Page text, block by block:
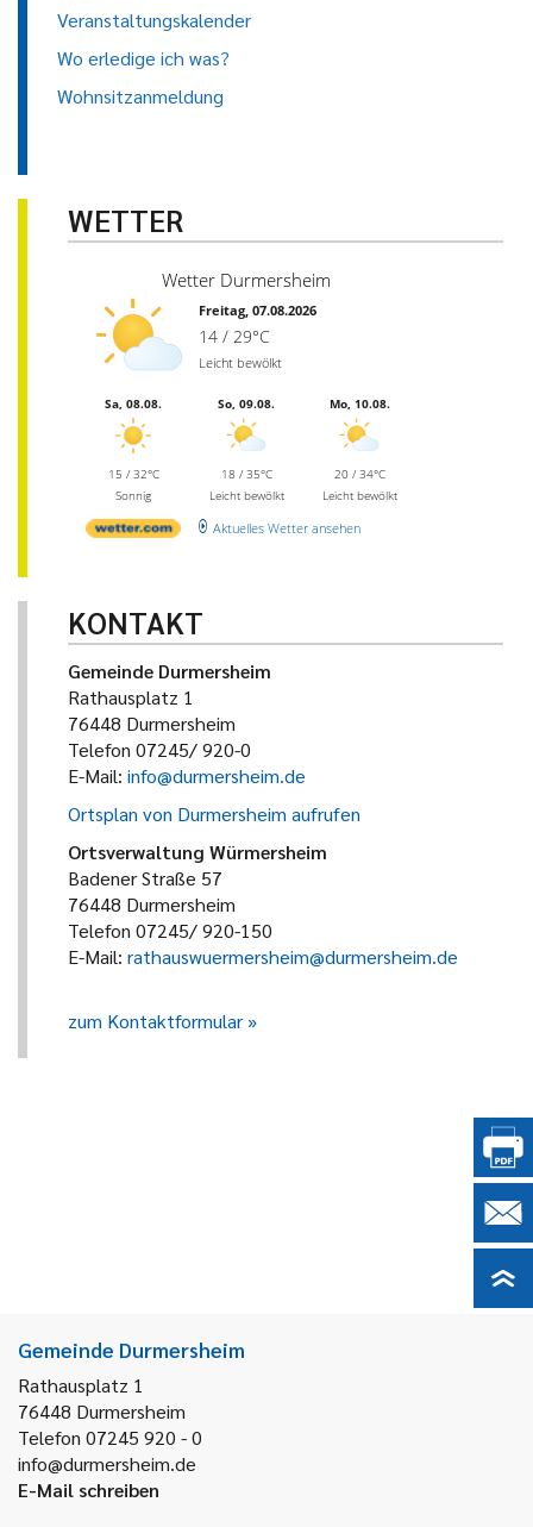
Veranstaltungskalender
Wo erledige ich was?
Wohnsitzanmeldung
WETTER
Wetter Durmersheim
Freitag, 07.08.2026
14 / 29°C
Leicht bewölkt
Sa, 08.08.
15 / 32°C
Sonnig
So, 09.08.
18 / 35°C
Leicht bewölkt
Mo, 10.08.
20 / 34°C
Leicht bewölkt
Aktuelles Wetter ansehen
KONTAKT
Gemeinde Durmersheim
Rathausplatz 1
76448 Durmersheim
Telefon 07245/ 920-0
E-Mail: info@durmersheim.de
Ortsplan von Durmersheim aufrufen
Ortsverwaltung Würmersheim
Badener Straße 57
76448 Durmersheim
Telefon 07245/ 920-150
E-Mail: rathauswuermersheim@durmersheim.de
zum Kontaktformular
Gemeinde Durmersheim
Rathausplatz 1
76448 Durmersheim
Telefon 07245 920 - 0
info@durmersheim.de
E-Mail schreiben